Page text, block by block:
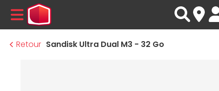
MENU
Retour Sandisk Ultra Dual M3 - 32 Go